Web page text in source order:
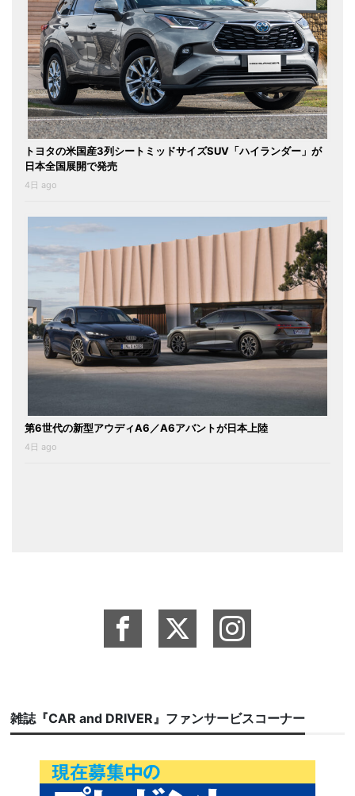
トヨタの米国産3列シートミッドサイズSUV「ハイランダー」が
日本全国展開で発売
4日 ago
第6世代の新型アウディA6／A6アバントが日本上陸
4日 ago
雑誌『CAR and DRIVER』ファンサービスコーナー